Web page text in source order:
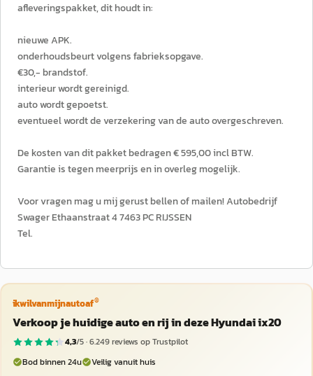
afleveringspakket, dit houdt in:
nieuwe APK.
onderhoudsbeurt volgens fabrieksopgave.
€30,- brandstof.
interieur wordt gereinigd.
auto wordt gepoetst.
eventueel wordt de verzekering van de auto overgeschreven.
De kosten van dit pakket bedragen € 595,00 incl BTW.
Garantie is tegen meerprijs en in overleg mogelijk.
Voor vragen mag u mij gerust bellen of mailen! Autobedrijf
Swager Ethaanstraat 4 7463 PC RIJSSEN
Tel.
ikwilvanmijnautoaf®
Verkoop je huidige auto en rij in deze Hyundai ix20
4,3/5 ·6.249reviews op Trustpilot
Bod binnen 24u
Veilig vanuit huis